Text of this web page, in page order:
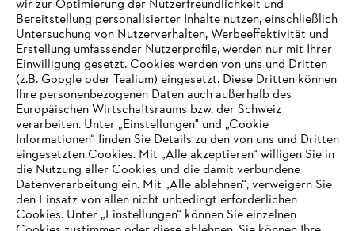
Häufig gestellte Fragen
Support
Datenschutz Impressum Cookies
IHR BROWSER WIRD NICHT
UNTERSTÜTZT
wir zur Optimierung der Nutzerfreundlichkeit und
Bereitstellung personalisierter Inhalte nutzen, einschließlich
Untersuchung von Nutzerverhalten, Werbeeffektivität und
Erstellung umfassender Nutzerprofile, werden nur mit Ihrer
Einwilligung gesetzt. Cookies werden von uns und Dritten
(z.B. Google oder Tealium) eingesetzt. Diese Dritten können
Ihre personenbezogenen Daten auch außerhalb des
Europäischen Wirtschaftsraums bzw. der Schweiz
verarbeiten. Unter „Einstellungen" und „Cookie
Informationen“ finden Sie Details zu den von uns und Dritten
eingesetzten Cookies. Mit „Alle akzeptieren“ willigen Sie in
die Nutzung aller Cookies und die damit verbundene
Datenverarbeitung ein. Mit „Alle ablehnen“, verweigern Sie
den Einsatz von allen nicht unbedingt erforderlichen
Cookies. Unter „Einstellungen“ können Sie einzelnen